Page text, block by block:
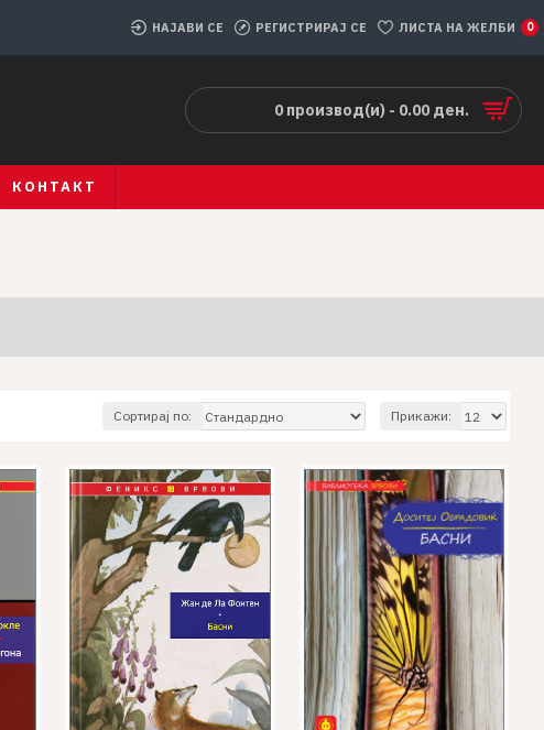
НАЈАВИ СЕ РЕГИСТРИРАЈ СЕ ЛИСТА НА ЖЕЛБИ 0
0 производ(и) - 0.00 ден.
КОНТАКТ
Сортирај по: Прикажи: